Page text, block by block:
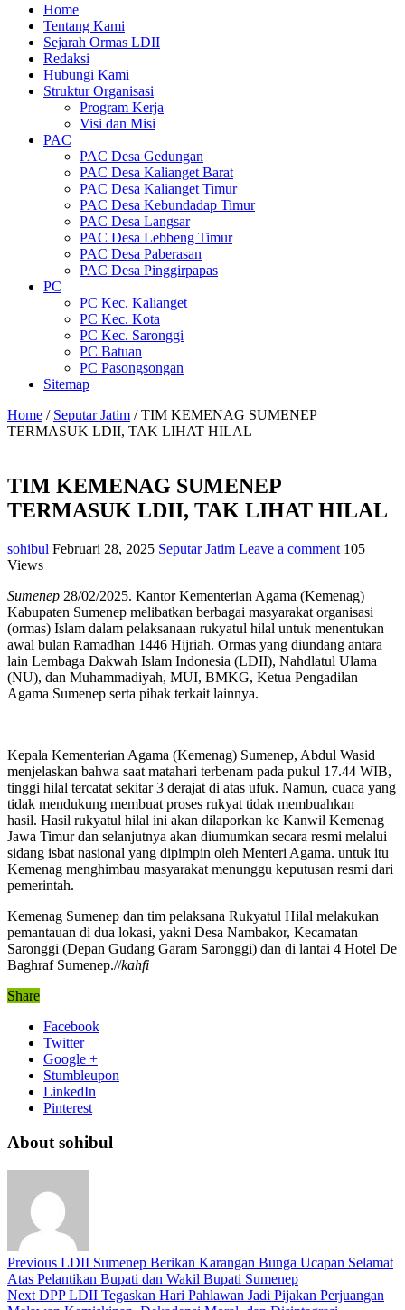
Home
Tentang Kami
Sejarah Ormas LDII
Redaksi
Hubungi Kami
Struktur Organisasi
Program Kerja
Visi dan Misi
PAC
PAC Desa Gedungan
PAC Desa Kalianget Barat
PAC Desa Kalianget Timur
PAC Desa Kebundadap Timur
PAC Desa Langsar
PAC Desa Lebbeng Timur
PAC Desa Paberasan
PAC Desa Pinggirpapas
PC
PC Kec. Kalianget
PC Kec. Kota
PC Kec. Saronggi
PC Batuan
PC Pasongsongan
Sitemap
Home / Seputar Jatim / TIM KEMENAG SUMENEP
TERMASUK LDII, TAK LIHAT HILAL
TIM KEMENAG SUMENEP
TERMASUK LDII, TAK LIHAT HILAL
sohibul Februari 28, 2025 Seputar Jatim Leave a comment 105
Views
Sumenep 28/02/2025. Kantor Kementerian Agama (Kemenag)
Kabupaten Sumenep melibatkan berbagai masyarakat organisasi
(ormas) Islam dalam pelaksanaan rukyatul hilal untuk menentukan
awal bulan Ramadhan 1446 Hijriah. Ormas yang diundang antara
lain Lembaga Dakwah Islam Indonesia (LDII), Nahdlatul Ulama
(NU), dan Muhammadiyah, MUI, BMKG, Ketua Pengadilan
Agama Sumenep serta pihak terkait lainnya.
Kepala Kementerian Agama (Kemenag) Sumenep, Abdul Wasid
menjelaskan bahwa saat matahari terbenam pada pukul 17.44 WIB,
tinggi hilal tercatat sekitar 3 derajat di atas ufuk. Namun, cuaca yang
tidak mendukung membuat proses rukyat tidak membuahkan
hasil. Hasil rukyatul hilal ini akan dilaporkan ke Kanwil Kemenag
Jawa Timur dan selanjutnya akan diumumkan secara resmi melalui
sidang isbat nasional yang dipimpin oleh Menteri Agama. untuk itu
Kemenag menghimbau masyarakat menunggu keputusan resmi dari
pemerintah.
Kemenag Sumenep dan tim pelaksana Rukyatul Hilal melakukan
pemantauan di dua lokasi, yakni Desa Nambakor, Kecamatan
Saronggi (Depan Gudang Garam Saronggi) dan di lantai 4 Hotel De
Baghraf Sumenep.//kahfi
Share
Facebook
Twitter
Google +
Stumbleupon
LinkedIn
Pinterest
About sohibul
Previous LDII Sumenep Berikan Karangan Bunga Ucapan Selamat
Atas Pelantikan Bupati dan Wakil Bupati Sumenep
Next DPP LDII Tegaskan Hari Pahlawan Jadi Pijakan Perjuangan